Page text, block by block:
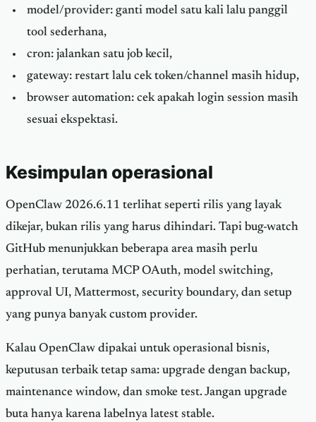
model/provider: ganti model satu kali lalu panggil
tool sederhana,
cron: jalankan satu job kecil,
gateway: restart lalu cek token/channel masih hidup,
browser automation: cek apakah login session masih
sesuai ekspektasi.
Kesimpulan operasional
OpenClaw 2026.6.11 terlihat seperti rilis yang layak
dikejar, bukan rilis yang harus dihindari. Tapi bug-watch
GitHub menunjukkan beberapa area masih perlu
perhatian, terutama MCP OAuth, model switching,
approval UI, Mattermost, security boundary, dan setup
yang punya banyak custom provider.
Kalau OpenClaw dipakai untuk operasional bisnis,
keputusan terbaik tetap sama: upgrade dengan backup,
maintenance window, dan smoke test. Jangan upgrade
buta hanya karena labelnya latest stable.